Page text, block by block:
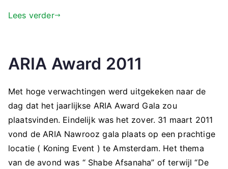
Lees verder
ARIA Award 2011
Met hoge verwachtingen werd uitgekeken naar de
dag dat het jaarlijkse ARIA Award Gala zou
plaatsvinden. Eindelijk was het zover. 31 maart 2011
vond de ARIA Nawrooz gala plaats op een prachtige
locatie ( Koning Event ) te Amsterdam. Het thema
van de avond was “ Shabe Afsanaha” of terwijl “De